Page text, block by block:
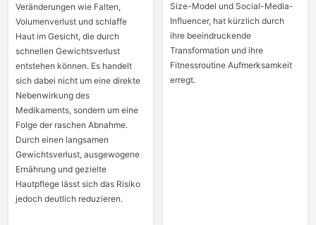
Veränderungen wie Falten,
Volumenverlust und schlaffe
Haut im Gesicht, die durch
schnellen Gewichtsverlust
entstehen können. Es handelt
sich dabei nicht um eine direkte
Nebenwirkung des
Medikaments, sondern um eine
Folge der raschen Abnahme.
Durch einen langsamen
Gewichtsverlust, ausgewogene
Ernährung und gezielte
Hautpflege lässt sich das Risiko
jedoch deutlich reduzieren.
Size-Model und Social-Media-
Influencer, hat kürzlich durch
ihre beeindruckende
Transformation und ihre
Fitnessroutine Aufmerksamkeit
erregt.